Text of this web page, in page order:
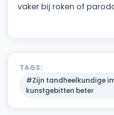
vaker bij roken of
TAGS:
#Zijn tandheelkundige
kunstgebitten beter